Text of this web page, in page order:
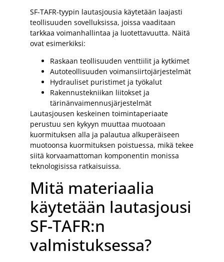
SF-TAFR-tyypin lautasjousia käytetään laajasti
teollisuuden sovelluksissa, joissa vaaditaan
tarkkaa voimanhallintaa ja luotettavuutta. Näitä
ovat esimerkiksi:
Raskaan teollisuuden venttiilit ja kytkimet
Autoteollisuuden voimansiirtojärjestelmät
Hydrauliset puristimet ja työkalut
Rakennustekniikan liitokset ja
tärinänvaimennusjärjestelmät
Lautasjousen keskeinen toimintaperiaate
perustuu sen kykyyn muuttaa muotoaan
kuormituksen alla ja palautua alkuperäiseen
muotoonsa kuormituksen poistuessa, mikä tekee
siitä korvaamattoman komponentin monissa
teknologisissa ratkaisuissa.
Mitä materiaalia
käytetään lautasjousi
SF-TAFR:n
valmistuksessa?